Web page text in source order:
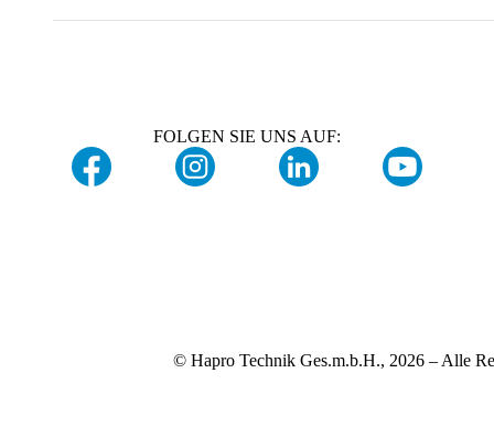
FOLGEN SIE UNS AUF:
© Hapro Technik Ges.m.b.H., 2026 – Alle